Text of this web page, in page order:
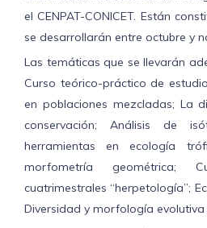
el CENPAT-CONICET. Están
se desarrollarán entre octubre y
Las temáticas que se llevarán
Curso teórico-práctico de
en poblaciones mezcladas; La
conservación; Análisis de
herramientas en ecología
morfometría geométrica;
cuatrimestrales “herpetología”;
Diversidad y morfología